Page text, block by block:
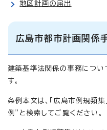
地区計画の届出
広島市都市計画関係
建築基準法関係の事務につい
す。
条例本文は、「広島市例規類
例”と検索してご覧ください。